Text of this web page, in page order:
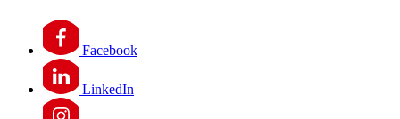
Facebook
LinkedIn